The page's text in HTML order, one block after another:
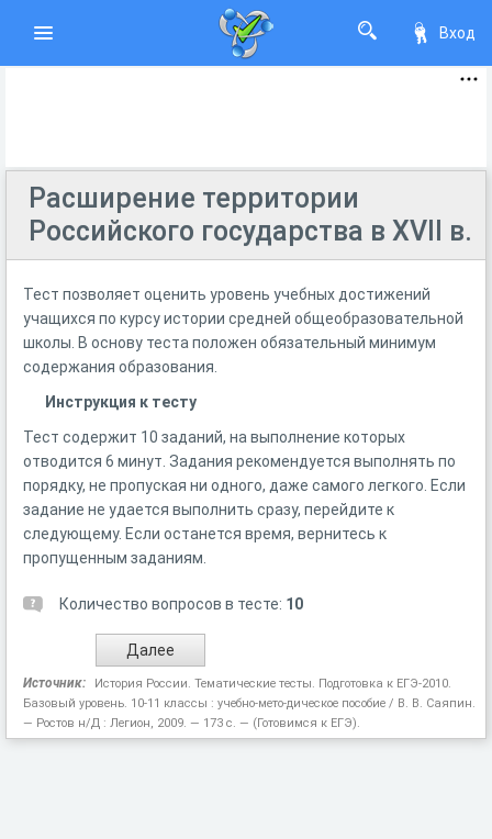
Вход
Расширение территории
Российского государства в XVII в.
Тест позволяет оценить уровень учебных достижений
учащихся по курсу истории средней общеобразовательной
школы. В основу теста положен обязательный минимум
содержания образования.
Инструкция к тесту
Тест содержит 10 заданий, на выполнение которых
отводится 6 минут. Задания рекомендуется выполнять по
порядку, не пропуская ни одного, даже самого легкого. Если
задание не удается выполнить сразу, перейдите к
следующему. Если останется время, вернитесь к
пропущенным заданиям.
Количество вопросов в тесте: 10
Источник:
История России. Тематические тесты. Подготовка к ЕГЭ-2010.
Базовый уровень. 10-11 классы : учебно-мето-дическое пособие / В. В. Саяпин.
— Ростов н/Д : Легион, 2009. — 173 с. — (Готовимся к ЕГЭ).